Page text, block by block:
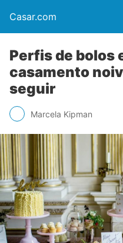
Casar.com
Perfis de bolos
casamento
seguir
Marcela Kipman